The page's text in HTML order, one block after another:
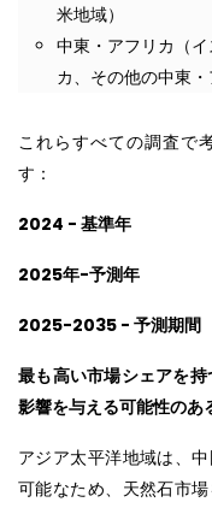
米地域）
中東・アフリカ（
カ、その他の中東・
これらすべての調査で
す：
2024 - 基準年
2025年-予測年
2025-2035 - 予測期間
最も高い市場シェアを
影響を与える可能性のあ
アジア太平洋地域は、
可能なため、天然石市